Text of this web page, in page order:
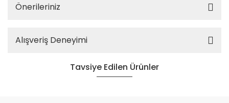
Önerileriniz
Alışveriş Deneyimi
Tavsiye Edilen Ürünler